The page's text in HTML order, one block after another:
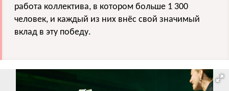
работа коллектива, в котором больше 1 300
человек, и каждый из них внёс свой значимый
вклад в эту победу.